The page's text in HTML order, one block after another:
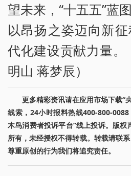
望未来，“十五五”蓝
以昂扬之姿迈向新
代化建设贡献力量。
明山 蒋梦辰）
更多精彩资讯请在应用市场下载“
线索，24小时报料热线400-800-
木鸟消费者投诉平台”线上投诉。版权
所有，未经授权不得转载。转载请联
尊重原创的行为我们将追究责任。